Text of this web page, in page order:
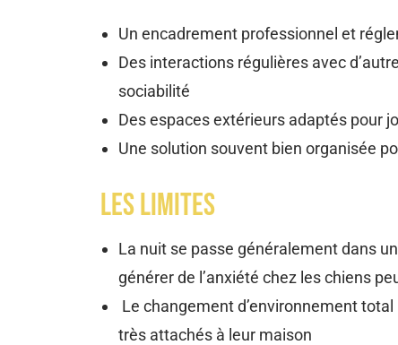
Un encadrement professionnel et
Des interactions régulières avec
sociabilité
Des espaces extérieurs adaptés pour
Une solution souvent bien organisée
Les Limites
La nuit se passe généralement dans
générer de l’anxiété chez les chiens
Le changement d’environnement
très attachés à leur maison